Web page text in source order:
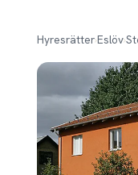
Hyresrätter›Eslöv›